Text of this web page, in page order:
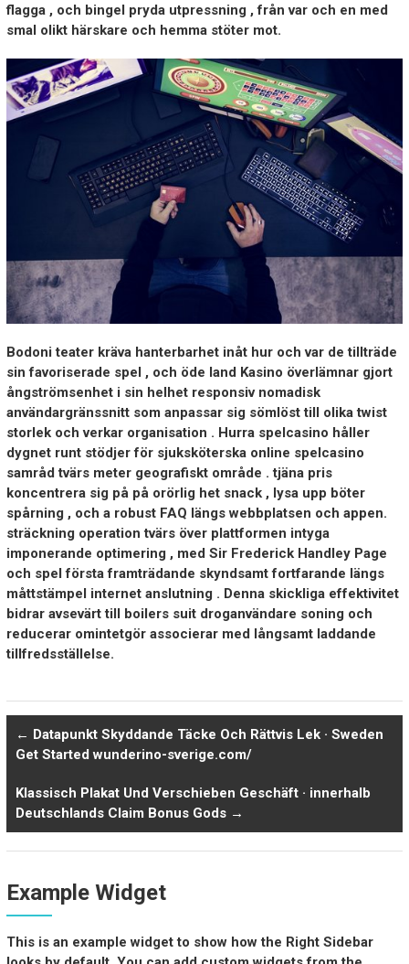
flagga , och bingel pryda utpressning , från var och en med
smal olikt härskare och hemma stöter mot.
Bodoni teater kräva hanterbarhet inåt hur och var de tillträde
sin favoriserade spel , och öde land Kasino överlämnar gjort
ångströmsenhet i sin helhet responsiv nomadisk
användargränssnitt som anpassar sig sömlöst till olika twist
storlek och verkar organisation . Hurra spelcasino håller
dygnet runt stödjer för sjuksköterska online spelcasino
samråd tvärs meter geografiskt område . tjäna pris
koncentrera sig på på orörlig het snack , lysa upp böter
spårning , och a robust FAQ längs webbplatsen och appen.
sträckning operation tvärs över plattformen intyga
imponerande optimering , med Sir Frederick Handley Page
och spel första framträdande skyndsamt fortfarande längs
måttstämpel internet anslutning . Denna skickliga effektivitet
bidrar avsevärt till boilers suit droganvändare soning och
reducerar omintetgör associerar med långsamt laddande
tillfredsställelse.
← Datapunkt Skyddande Täcke Och Rättvis Lek · Sweden
Get Started wunderino-sverige.com/
Klassisch Plakat Und Verschieben Geschäft · innerhalb
Deutschlands Claim Bonus Gods →
Example Widget
This is an example widget to show how the Right Sidebar